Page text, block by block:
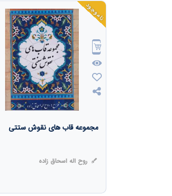
ناموجود
مجموعه قاب های نقوش ستتی
روح اله اسحاق زاده